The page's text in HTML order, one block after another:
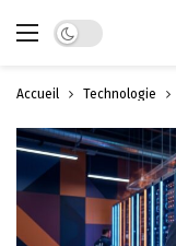
Dark mode
Accueil Technologie